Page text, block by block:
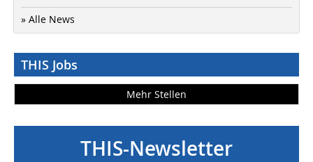
» Alle News
THIS Jobs
Mehr Stellen
THIS-Newsletter